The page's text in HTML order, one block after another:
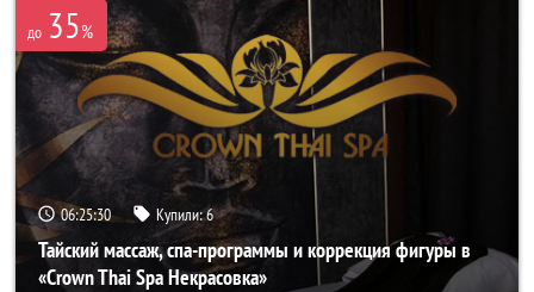
до 35%
06:25:26 Купили:6
Тайский массаж, спа-программы и коррекция фигуры в
«Crown Thai Spa Некрасовка»